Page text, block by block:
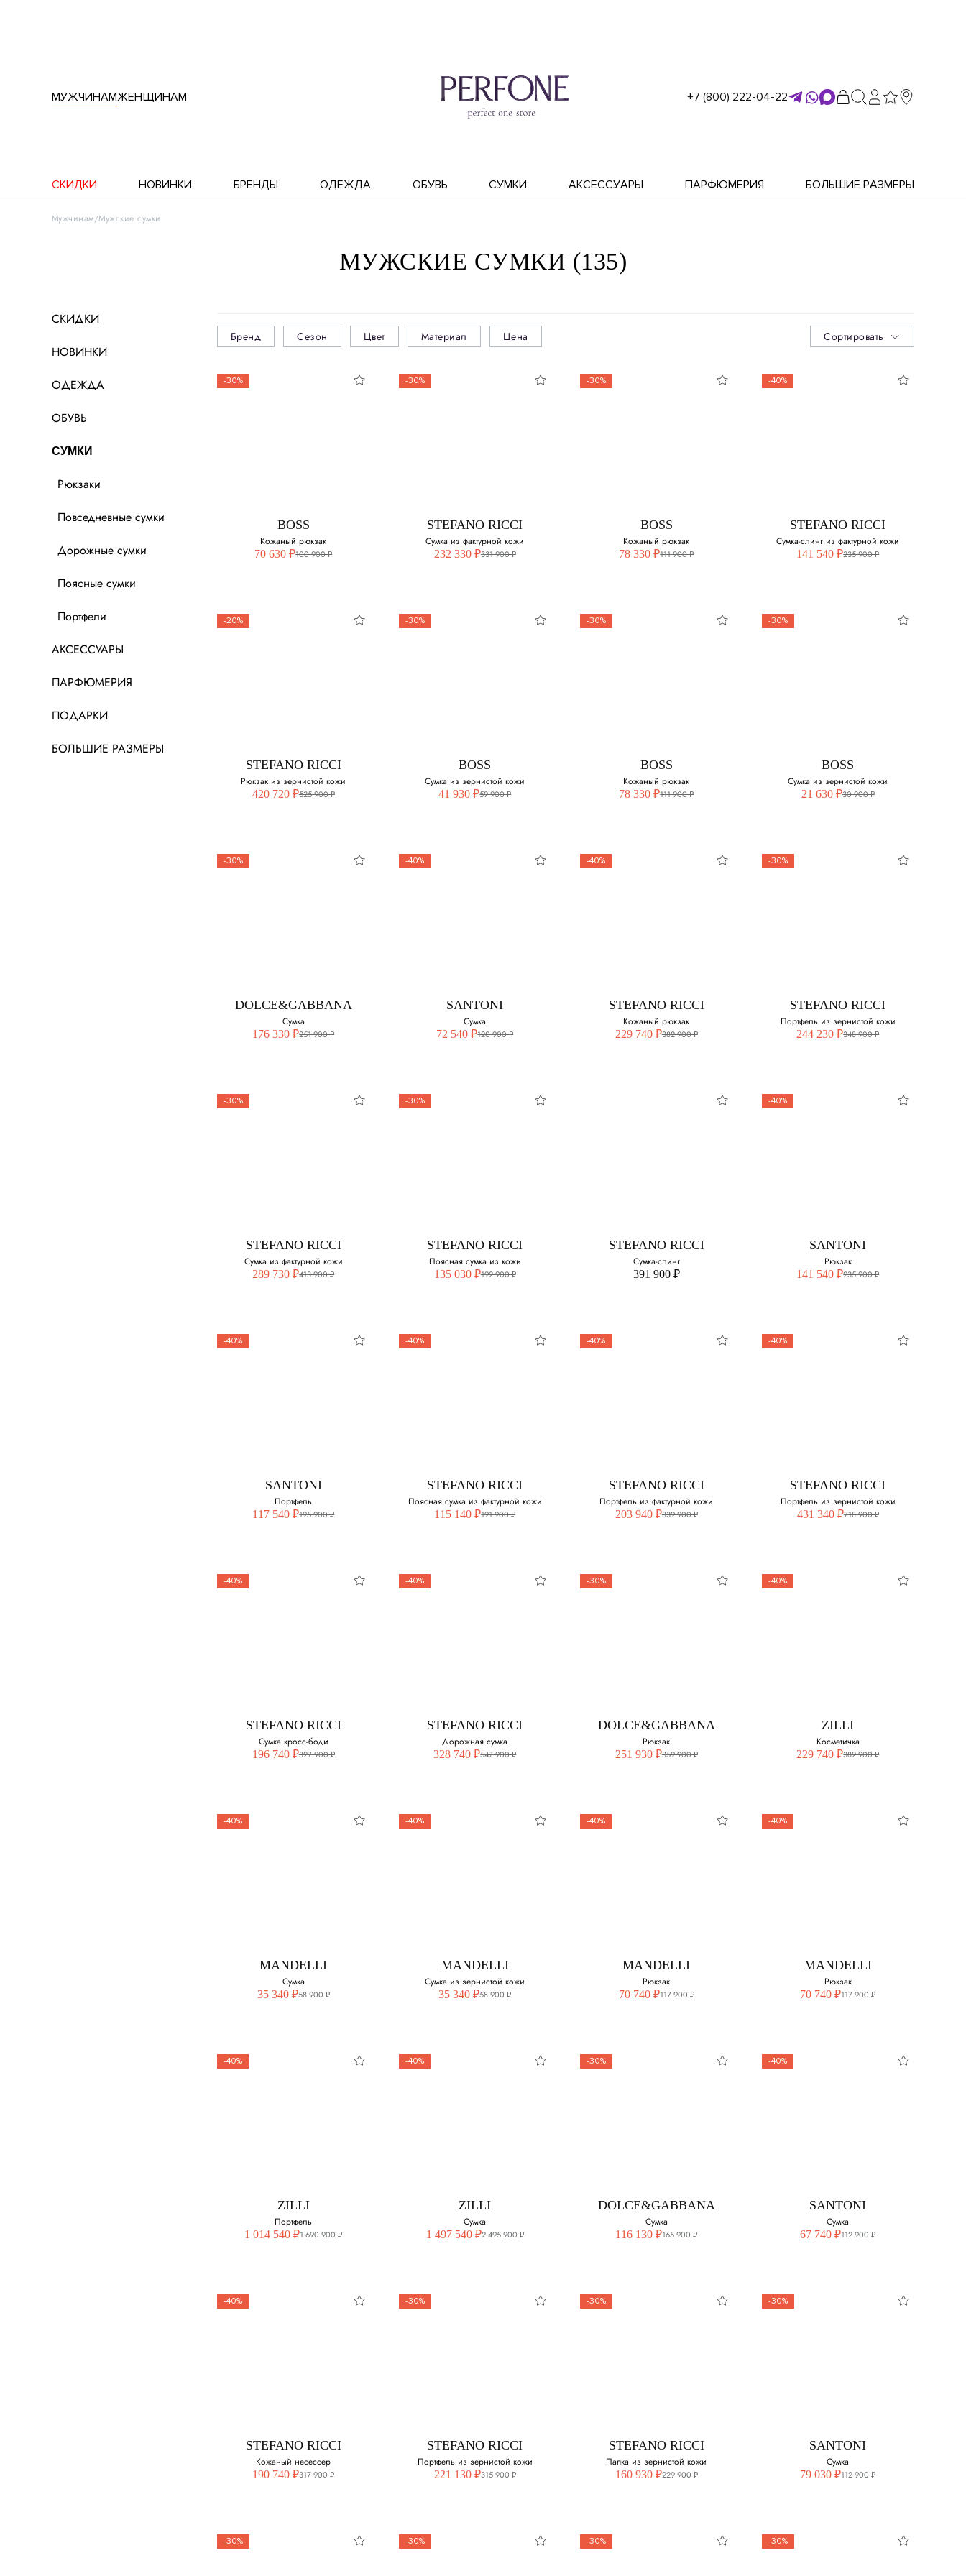
МУЖЧИНАМЖЕНЩИНАМ +7 (800) 222-04-22
СКИДКИ НОВИНКИ БРЕНДЫ ОДЕЖДА ОБУВЬ СУМКИ АКСЕССУАРЫ ПАРФЮМЕРИЯ БОЛЬШИЕ РАЗМЕРЫ
Мужчинам Мужские сумки
МУЖСКИЕ СУМКИ (135)
СКИДКИ
НОВИНКИ
ОДЕЖДА
ОБУВЬ
СУМКИ
Рюкзаки
Повседневные сумки
Дорожные сумки
Поясные сумки
Портфели
АКСЕССУАРЫ
ПАРФЮМЕРИЯ
ПОДАРКИ
БОЛЬШИЕ РАЗМЕРЫ
Бренд Сезон Цвет Материал Цена Сортировать
-30%
BOSS
Кожаный рюкзак
70 630 ₽100 900 ₽
-30%
STEFANO RICCI
Сумка из фактурной кожи
232 330 ₽331 900 ₽
-30%
BOSS
Кожаный рюкзак
78 330 ₽111 900 ₽
-40%
STEFANO RICCI
Сумка-слинг из фактурной кожи
141 540 ₽235 900 ₽
-20%
STEFANO RICCI
Рюкзак из зернистой кожи
420 720 ₽525 900 ₽
-30%
BOSS
Сумка из зернистой кожи
41 930 ₽59 900 ₽
-30%
BOSS
Кожаный рюкзак
78 330 ₽111 900 ₽
-30%
BOSS
Сумка из зернистой кожи
21 630 ₽30 900 ₽
-30%
DOLCE&GABBANA
Сумка
176 330 ₽251 900 ₽
-40%
SANTONI
Сумка
72 540 ₽120 900 ₽
-40%
STEFANO RICCI
Кожаный рюкзак
229 740 ₽382 900 ₽
-30%
STEFANO RICCI
Портфель из зернистой кожи
244 230 ₽348 900 ₽
-30%
STEFANO RICCI
Сумка из фактурной кожи
289 730 ₽413 900 ₽
-30%
STEFANO RICCI
Поясная сумка из кожи
135 030 ₽192 900 ₽
STEFANO RICCI
Сумка-слинг
391 900 ₽
-40%
SANTONI
Рюкзак
141 540 ₽235 900 ₽
-40%
SANTONI
Портфель
117 540 ₽195 900 ₽
-40%
STEFANO RICCI
Поясная сумка из фактурной кожи
115 140 ₽191 900 ₽
-40%
STEFANO RICCI
Портфель из фактурной кожи
203 940 ₽339 900 ₽
-40%
STEFANO RICCI
Портфель из зернистой кожи
431 340 ₽718 900 ₽
-40%
STEFANO RICCI
Сумка кросс-боди
196 740 ₽327 900 ₽
-40%
STEFANO RICCI
Дорожная сумка
328 740 ₽547 900 ₽
-30%
DOLCE&GABBANA
Рюкзак
251 930 ₽359 900 ₽
-40%
ZILLI
Косметичка
229 740 ₽382 900 ₽
-40%
MANDELLI
Сумка
35 340 ₽58 900 ₽
-40%
MANDELLI
Сумка из зернистой кожи
35 340 ₽58 900 ₽
-40%
MANDELLI
Рюкзак
70 740 ₽117 900 ₽
-40%
MANDELLI
Рюкзак
70 740 ₽117 900 ₽
-40%
ZILLI
Портфель
1 014 540 ₽1 690 900 ₽
-40%
ZILLI
Сумка
1 497 540 ₽2 495 900 ₽
-30%
DOLCE&GABBANA
Сумка
116 130 ₽165 900 ₽
-40%
SANTONI
Сумка
67 740 ₽112 900 ₽
-40%
STEFANO RICCI
Кожаный несессер
190 740 ₽317 900 ₽
-30%
STEFANO RICCI
Портфель из зернистой кожи
221 130 ₽315 900 ₽
-30%
STEFANO RICCI
Папка из зернистой кожи
160 930 ₽229 900 ₽
-30%
SANTONI
Сумка
79 030 ₽112 900 ₽
-30% -30% -30% -30%